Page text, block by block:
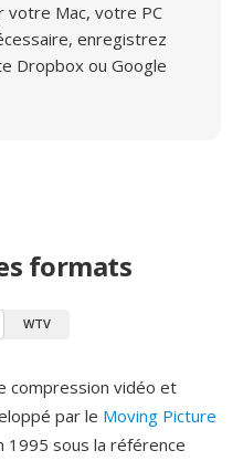
votre Mac, votre PC
enregistrez
Dropbox ou Google
formats
WTV
compression vidéo et
par le Moving Picture
1995 sous la référence